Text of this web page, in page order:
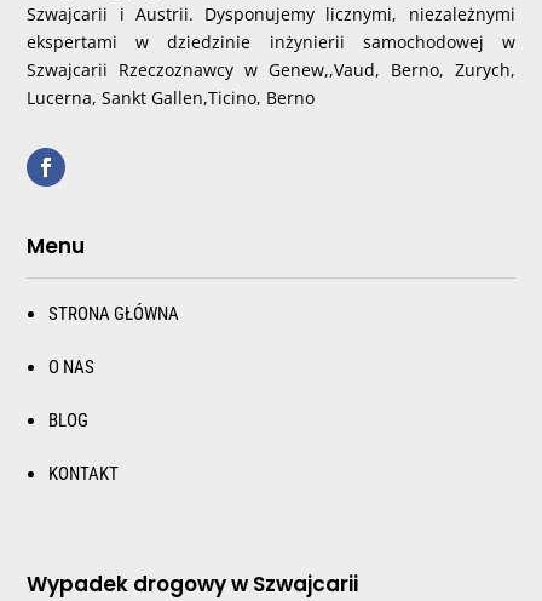
Szwajcarii i Austrii. Dysponujemy licznymi, niezależnymi
ekspertami w dziedzinie inżynierii samochodowej w
Szwajcarii Rzeczoznawcy w Genew,,Vaud, Berno, Zurych,
Lucerna, Sankt Gallen,Ticino, Berno
Menu
STRONA GŁÓWNA
O NAS
BLOG
KONTAKT
Wypadek drogowy w Szwajcarii